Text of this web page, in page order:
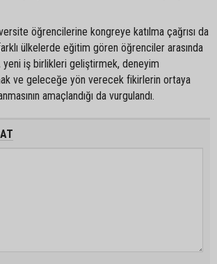
öğrencilerine kongreye katılma çağrısı da
ülkelerde eğitim gören öğrenciler arasında
yeni iş birlikleri geliştirmek, deneyim
ve geleceğe yön verecek fikirlerin ortaya
amaçlandığı da vurgulandı.